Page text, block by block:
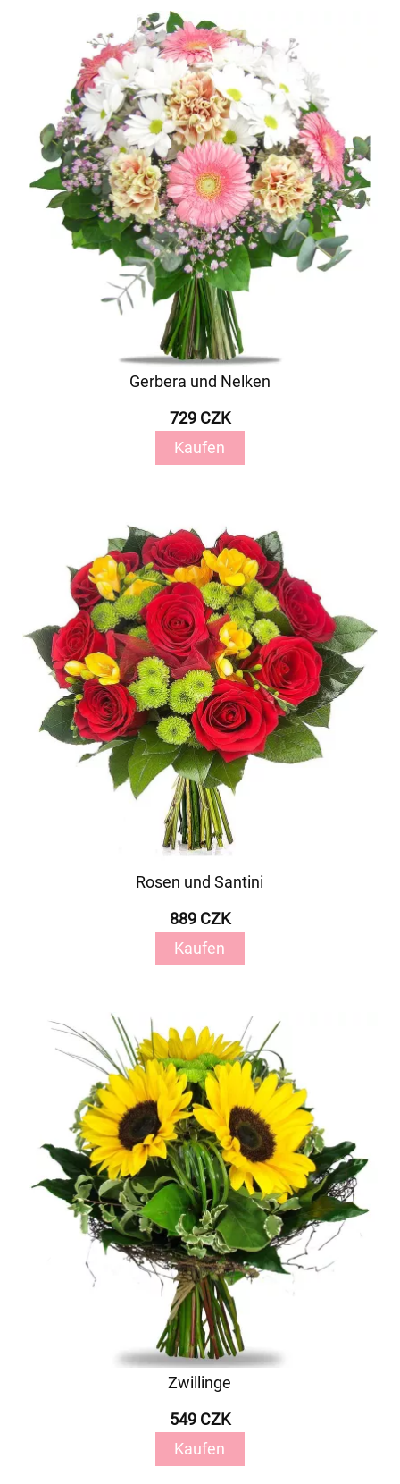
Gerbera und Nelken
729 CZK
Kaufen
Rosen und Santini
889 CZK
Kaufen
Zwillinge
549 CZK
Kaufen